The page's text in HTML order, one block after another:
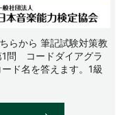
らから 筆記試験対策教
1問 コードダイアグラ
ド名を答えます。1級